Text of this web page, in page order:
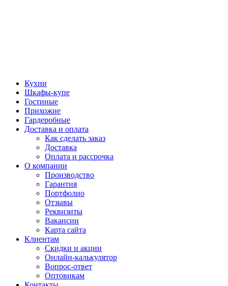
Кухни
Шкафы-купе
Гостиные
Прихожие
Гардеробные
Доставка и оплата
Как сделать заказ
Доставка
Оплата и рассрочка
О компании
Производство
Гарантия
Портфолио
Отзывы
Реквизиты
Вакансии
Карта сайта
Клиентам
Скидки и акции
Онлайн-калькулятор
Вопрос-ответ
Оптовикам